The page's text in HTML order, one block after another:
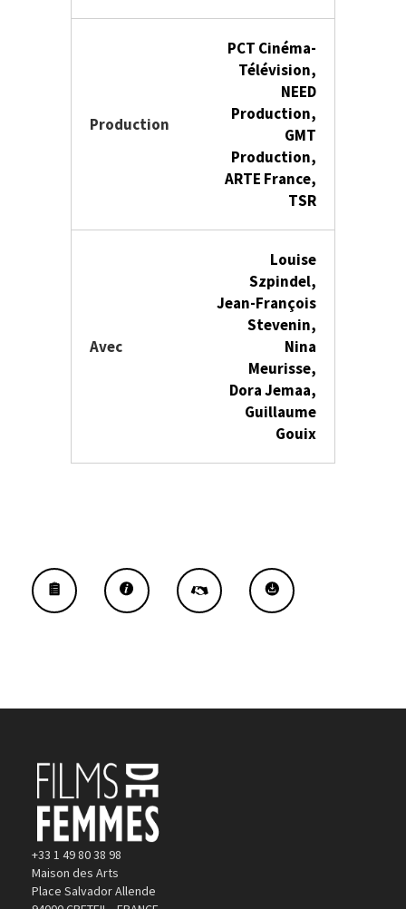
Production
PCT Cinéma-
Télévision,
NEED
Production,
GMT
Production,
ARTE France,
TSR
Avec
Louise
Szpindel,
Jean-François
Stevenin,
Nina
Meurisse,
Dora Jemaa,
Guillaume
Gouix
+33 1 49 80 38 98
Maison des Arts
Place Salvador Allende